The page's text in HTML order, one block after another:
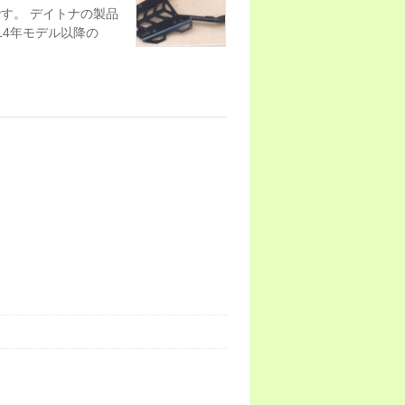
。 デイトナの製品
年モデル以降の